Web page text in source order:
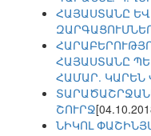
ՀԱՅԱՍՏԱՆԸ
ՀԱՅԱՍՏԱՆԸ
ՀԱՄԱՐ. ԿԱՐԵՆ
ՇՈՒՐՋ
ՆԻԿՈԼ